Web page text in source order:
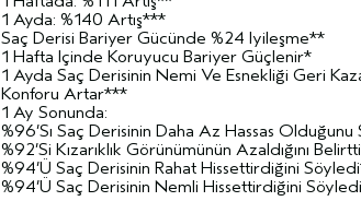
1 Ayda: %140 Artış***
Saç Derisi Bariyer Gücünde %24 Iyileşme**
1 Hafta Içinde Koruyucu Bariyer Güçlenir*
1 Ayda Saç Derisinin Nemi Ve Esnekliği Geri
Konforu Artar***
1 Ay Sonunda:
%96’Sı Saç Derisinin Daha Az Hassas
%92’Si Kızarıklık Görünümünün Azaldığını
%94’Ü Saç Derisinin Rahat Hissettirdiğini
%94’Ü Saç Derisinin Nemli Hissettirdiğini